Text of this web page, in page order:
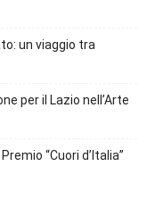
un viaggio tra
per il Lazio nell’Arte
“Cuori d’Italia”